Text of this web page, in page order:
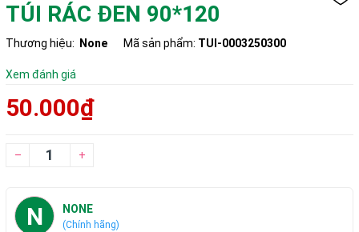
TÚI RÁC ĐEN 90*120
Thương hiệu: None Mã sản phẩm: TUI-0003250300
Xem đánh giá
50.000₫
– +
N NONE
(Chính hãng)